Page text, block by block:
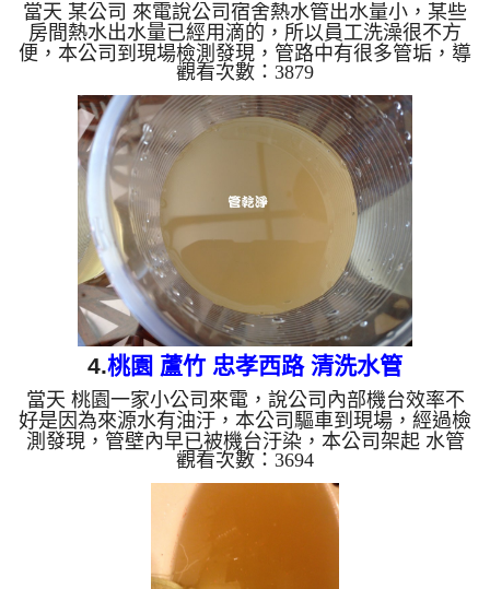
當天 某公司 來電說公司宿舍熱水管出水量小，某些
房間熱水出水量已經用滴的，所以員工洗澡很不方
便，本公司到現場檢測發現，管路中有很多管垢，導
致出水量小，本公司架起 水管管路清洗機 ，開始 清
洗水管 ，髒水從水管流出，噴出很多髒水，如下圖
及影片，員工看到都傻眼，過程中水管堵住數次，本
公司改以特殊工法來 清水管 ， 水管清洗 約三天後，
出水也正常， 這些員工總算有熱水可以洗臉刷牙
了。 清洗水管, 水管清洗, 洗水管, 熱水管堵塞, 熱水
忽冷忽熱, 洗管路, 清管路 ...
觀看次數：3879
4.桃園 蘆竹 忠孝西路 清洗水管
當天 桃園一家小公司來電，說公司內部機台效率不
好是因為來源水有油汙，本公司驅車到現場，經過檢
測發現，管壁內早已被機台汙染，本公司架起 水管
管路清洗機 ，開始 清洗水管 ，藍水黃水從水龍頭流
出，源源不絕，看到都嚇死人了，如下圖及影片，讓
客戶 看到都傻住， 水管清洗 約兩個小時後，出水已
經沒有油汙，機台也能正常運行了。 清洗水管, 水管
清洗, 洗水管, 熱水管堵塞, 熱水忽冷忽熱, 洗管路, 清
管路 ...
觀看次數：3694